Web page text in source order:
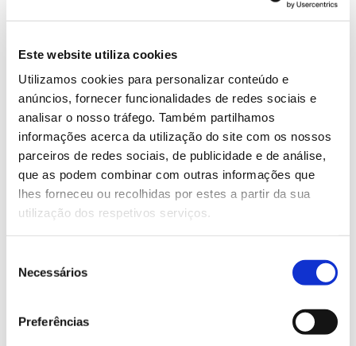
Este website utiliza cookies
Utilizamos cookies para personalizar conteúdo e
anúncios, fornecer funcionalidades de redes sociais e
analisar o nosso tráfego. Também partilhamos
informações acerca da utilização do site com os nossos
parceiros de redes sociais, de publicidade e de análise,
que as podem combinar com outras informações que
lhes forneceu ou recolhidas por estes a partir da sua
utilização dos respetivos serviços.
Necessários
Preferências
marcantes deste território, a biodiversidade que
assim como registar e medir algumas destas árvores.
Faça a sua inscrição
13.07.2026
Genoma do priolo e de outras espécies em risco:
conhecer para conservar
02.07.2026
Registar galhas de Trichi em acácia-das-espigas:
cidadãos chamados a ajudar